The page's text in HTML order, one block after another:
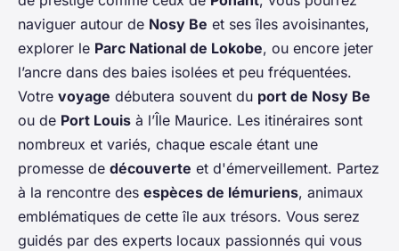
naviguer autour de Nosy Be et ses îles avoisinantes,
explorer le Parc National de Lokobe, ou encore jeter
l’ancre dans des baies isolées et peu fréquentées.
Votre voyage débutera souvent du port de Nosy Be
ou de Port Louis à l’Île Maurice. Les itinéraires sont
nombreux et variés, chaque escale étant une
promesse de découverte et d'émerveillement. Partez
à la rencontre des espèces de lémuriens, animaux
emblématiques de cette île aux trésors. Vous serez
guidés par des experts locaux passionnés qui vous